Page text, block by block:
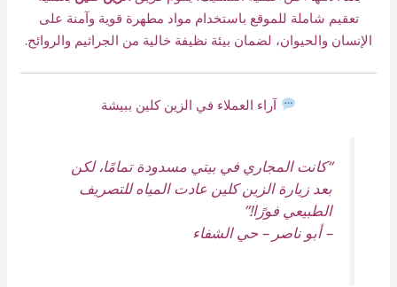
تعقيم شاملة للموقع باستخدام مواد مطهرة قوية وآمنة على
الإنسان والحيوان، لضمان بيئة نظيفة خالية من الجراثيم والروائح.
آراء العملاء في الزين كلين ببيشة
“كانت المجاري في بيتي مسدودة تمامًا، لكن
بعد زيارة الزين كلين عادت المياه للتصريف
الطبيعي فورًا!”
–أبو ناصر – حي الشفاء